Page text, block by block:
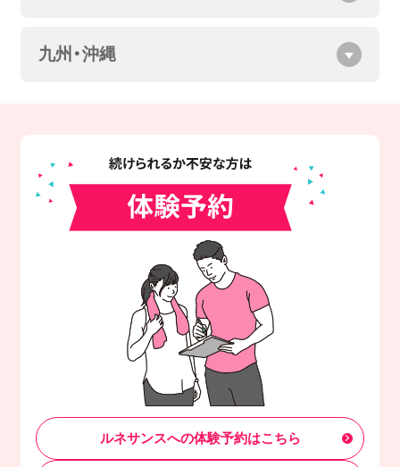
九州・沖縄
ルネサンスへの体験予約はこちら